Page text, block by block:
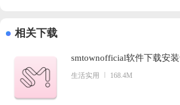
相关下载
smtownofficial软件下载安
生活实用 168.4M